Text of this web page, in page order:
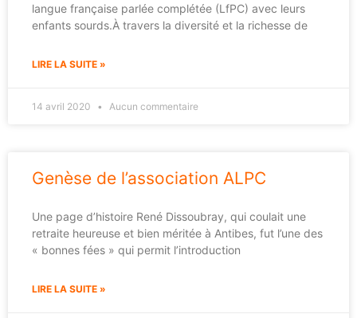
langue française parlée complétée (LfPC) avec leurs
enfants sourds.À travers la diversité et la richesse de
LIRE LA SUITE »
14 avril 2020 Aucun commentaire
Genèse de l’association ALPC
Une page d’histoire René Dissoubray, qui coulait une
retraite heureuse et bien méritée à Antibes, fut l’une des
« bonnes fées » qui permit l’introduction
LIRE LA SUITE »